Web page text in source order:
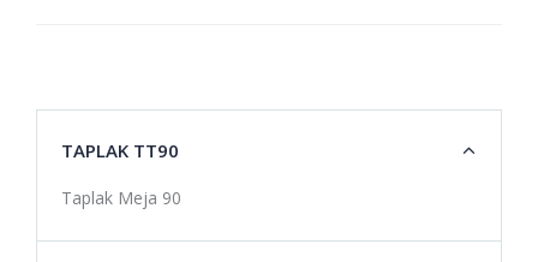
TAPLAK TT90
Taplak Meja 90